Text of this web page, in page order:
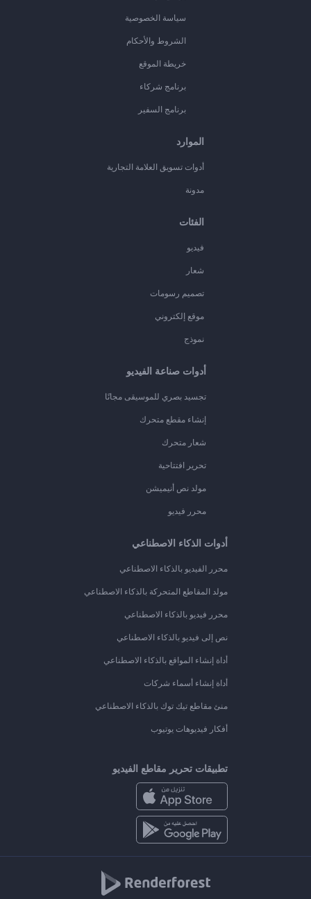
سياسة الخصوصية
الشروط والأحكام
خريطة الموقع
برنامج شركاء
برنامج السفير
الموارد
أدوات تسويق العلامة التجارية
مدونة
الفئات
فيديو
شعار
تصميم رسومات
موقع إلكتروني
نموذج
أدوات صناعة الفيديو
تجسيد بصري للموسيقى مجانًا
إنشاء مقطع متحرك
شعار متحرك
تحرير افتتاحية
مولد نص أنيميشن
محرر فيديو
أدوات الذكاء الاصطناعي
محرر الفيديو بالذكاء الاصطناعي
مولد المقاطع المتحركة بالذكاء الاصطناعي
محرر فيديو بالذكاء الاصطناعي
نص إلى فيديو بالذكاء الاصطناعي
أداة إنشاء المواقع بالذكاء الاصطناعي
أداة إنشاء أسماء شركات
منئ مقاطع تيك توك بالذكاء الاصطناعي
أفكار فيديوهات يوتيوب
تطبيقات تحرير مقاطع الفيديو